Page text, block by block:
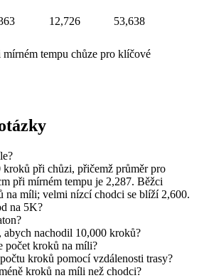
12,726 53,638
tempu chůze pro klíčové
při chůzi, přičemž průměr pro
při mírném tempu je 2,287. Běžci
na míli; velmi nízcí chodci se blíží 2,600.
na 5K?
nachodil 10,000 kroků?
počet kroků na míli?
kroků pomocí vzdálenosti trasy?
kroků na míli než chodci?